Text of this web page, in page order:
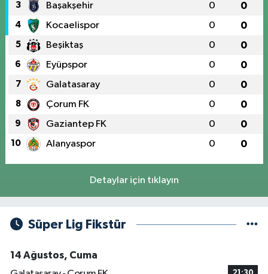
3 Başakşehir 0 0
4 Kocaelispor 0 0
5 Beşiktaş 0 0
6 Eyüpspor 0 0
7 Galatasaray 0 0
8 Çorum FK 0 0
9 Gaziantep FK 0 0
10 Alanyaspor 0 0
Detaylar için tıklayın
Süper Lig Fikstür
14 Ağustos, Cuma